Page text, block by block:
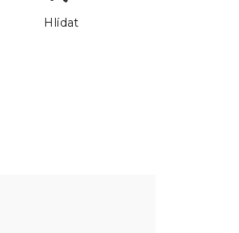
Hlídat